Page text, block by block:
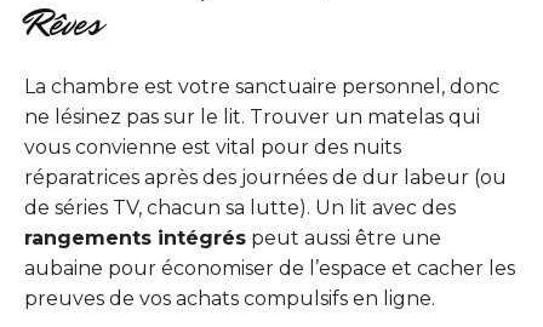
Rêves
La chambre est votre sanctuaire personnel, donc
ne lésinez pas sur le lit. Trouver un matelas qui
vous convienne est vital pour des nuits
réparatrices après des journées de dur labeur (ou
de séries TV, chacun sa lutte). Un lit avec des
rangements intégrés peut aussi être une
aubaine pour économiser de l’espace et cacher les
preuves de vos achats compulsifs en ligne.